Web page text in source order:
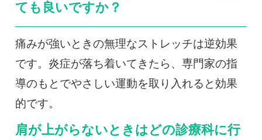
ても良いですか？
痛みが強いときの無理なストレッチは逆効果
です。炎症が落ち着いてきたら、専門家の指
導のもとでやさしい運動を取り入れると効果
的です。
肩が上がらないときはどの診療科に行